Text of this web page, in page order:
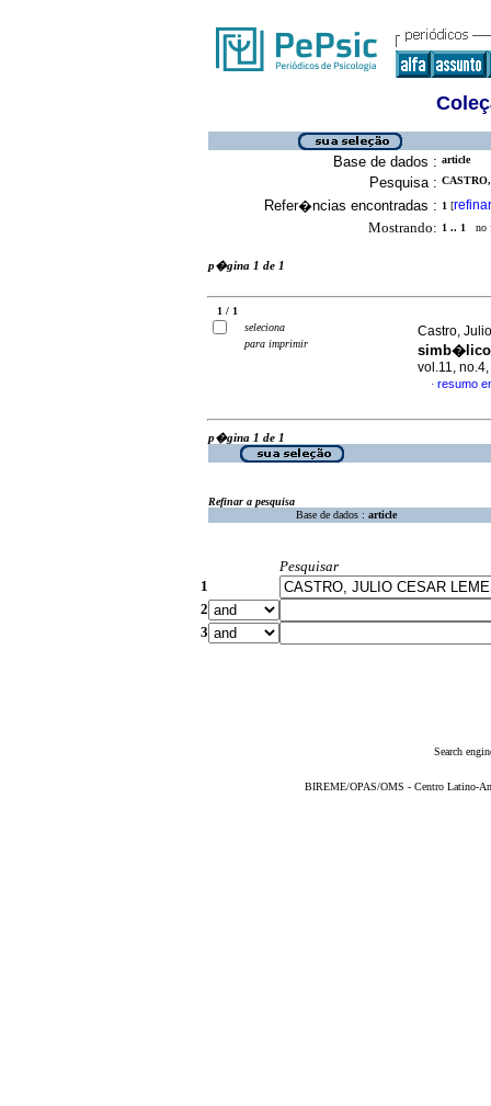
Base de dados : article
Pesquisa :
Refer�ncias encontradas : 1 [refinar
Mostrando: 1 .. 1 no
p�gina 1 de 1
1 / 1
seleciona
para imprimir
Castro,
vol.11,
· resumo
p�gina 1 de 1
Refinar a pesquisa
Base de dados : article
Pesquisar
1
2
3
Search
BIREME/OPAS/OMS - Centro Latino-